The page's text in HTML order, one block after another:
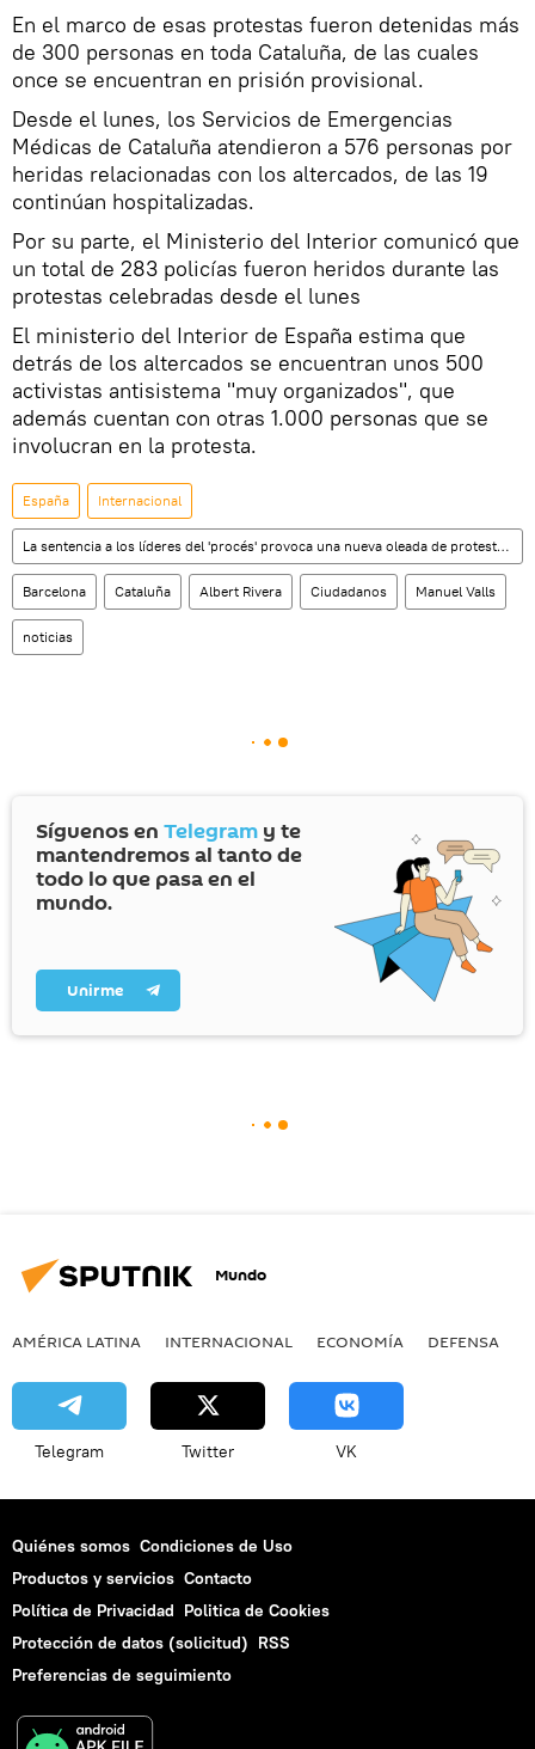
En el marco de esas protestas fueron detenidas más
de 300 personas en toda Cataluña, de las cuales
once se encuentran en prisión provisional.
Desde el lunes, los Servicios de Emergencias
Médicas de Cataluña atendieron a 576 personas por
heridas relacionadas con los altercados, de las 19
continúan hospitalizadas.
Por su parte, el Ministerio del Interior comunicó que
un total de 283 policías fueron heridos durante las
protestas celebradas desde el lunes
El ministerio del Interior de España estima que
detrás de los altercados se encuentran unos 500
activistas antisistema "muy organizados", que
además cuentan con otras 1.000 personas que se
involucran en la protesta.
España Internacional
La sentencia a los líderes del 'procés' provoca una nueva oleada de protestas en Cataluña
Barcelona Cataluña Albert Rivera Ciudadanos Manuel Valls
noticias
Síguenos en Telegram y te
mantendremos al tanto de
todo lo que pasa en el
mundo.
Unirme
Mundo
AMÉRICA LATINA INTERNACIONAL ECONOMÍA DEFENSA
Telegram Twitter VK
Quiénes somos Condiciones de Uso
Productos y servicios Contacto
Política de Privacidad Politica de Cookies
Protección de datos (solicitud) RSS
Preferencias de seguimiento